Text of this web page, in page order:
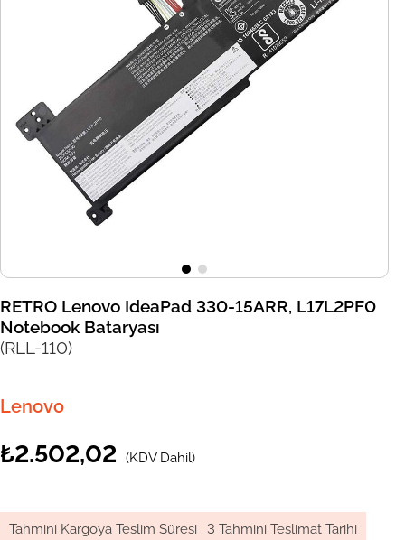
RETRO Lenovo IdeaPad 330-15ARR, L17L2PF0
Notebook Bataryası
(RLL-110)
Lenovo
₺2.502,02 (KDV Dahil)
Tahmini Kargoya Teslim Süresi : 3 Tahmini Teslimat Tarihi